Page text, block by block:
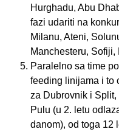
Hurghadu, Abu
fazi udariti na
Milanu, Ateni,
Manchesteru,
Paralelno sa time
feeding linijama i to
za Dubrovnik i
Pulu (u 2. letu
danom), od toga 12